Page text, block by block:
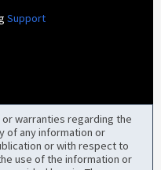
Support
warranties regarding the
of any information or
or with respect to
use of the information or